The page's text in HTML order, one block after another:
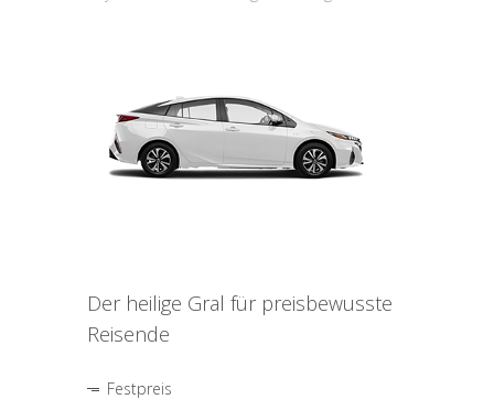
Der heilige Gral für preisbewusste
Reisende
Festpreis